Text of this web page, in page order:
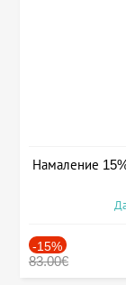
Намаление
-15%
83.00€